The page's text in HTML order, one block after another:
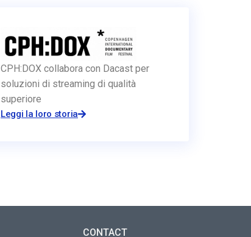
CPH:DOX collabora con Dacast per
soluzioni di streaming di qualità
superiore
Leggi la loro storia
CONTACT